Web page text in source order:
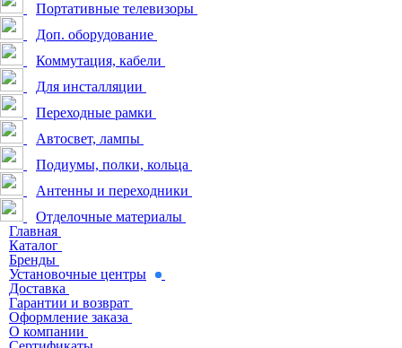
Портативные телевизоры
Доп. оборудование
Коммутация, кабели
Для инсталляции
Переходные рамки
Автосвет, лампы
Подиумы, полки, кольца
Антенны и переходники
Отделочные материалы
Главная
Каталог
Бренды
Установочные центры
Доставка
Гарантии и возврат
Оформление заказа
О компании